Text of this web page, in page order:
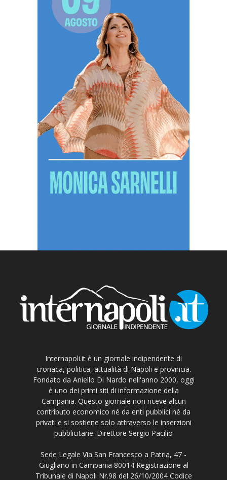
Internapoli.it è un giornale indipendente di
cronaca, politica, attualità di Napoli e provincia.
Fondato da Aniello Di Nardo nell'anno 2000, oggi
è uno dei primi siti di informazione della
Campania. Questo giornale non riceve alcun
contributo economico né da enti pubblici né da
privati e si sostiene solo attraverso le inserzioni
pubblicitarie. Direttore Sergio Pacilio
Sede Legale Via San Francesco a Patria, 47 -
Giugliano in Campania 80014 Registrazione al
Tribunale di Napoli Nr.98 del 26/10/2004 Codice